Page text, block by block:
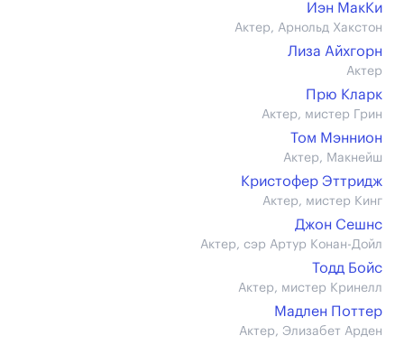
Иэн МакКи
Актер, Арнольд Хакстон
Лиза Айхгорн
Актер
Прю Кларк
Актер, мистер Грин
Том Мэннион
Актер, Макнейш
Кристофер Эттридж
Актер, мистер Кинг
Джон Сешнс
Актер, сэр Артур Конан-Дойл
Тодд Бойс
Актер, мистер Кринелл
Мадлен Поттер
Актер, Элизабет Арден